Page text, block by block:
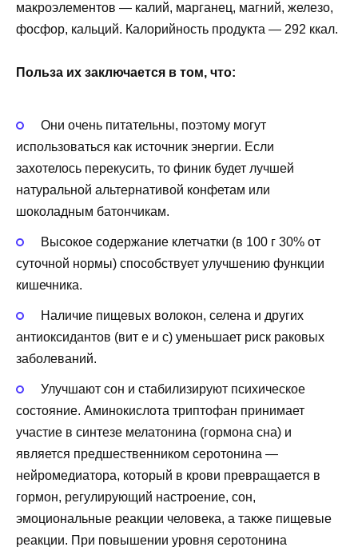
макроэлементов — калий, марганец, магний, железо,
фосфор, кальций. Калорийность продукта — 292 ккал.
Польза их заключается в том, что:
Они очень питательны, поэтому могут
использоваться как источник энергии. Если
захотелось перекусить, то финик будет лучшей
натуральной альтернативой конфетам или
шоколадным батончикам.
Высокое содержание клетчатки (в 100 г 30% от
суточной нормы) способствует улучшению функции
кишечника.
Наличие пищевых волокон, селена и других
антиоксидантов (вит е и с) уменьшает риск раковых
заболеваний.
Улучшают сон и стабилизируют психическое
состояние. Аминокислота триптофан принимает
участие в синтезе мелатонина (гормона сна) и
является предшественником серотонина —
нейромедиатора, который в крови превращается в
гормон, регулирующий настроение, сон,
эмоциональные реакции человека, а также пищевые
реакции. При повышении уровня серотонина